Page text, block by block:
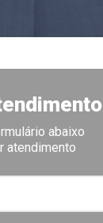
abaixo
atendimento